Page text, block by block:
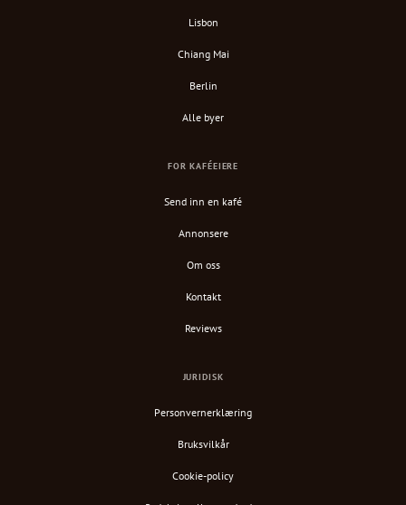
Lisbon
Chiang Mai
Berlin
Alle byer
FOR KAFÉEIERE
Send inn en kafé
Annonsere
Om oss
Kontakt
Reviews
JURIDISK
Personvernerklæring
Bruksvilkår
Cookie-policy